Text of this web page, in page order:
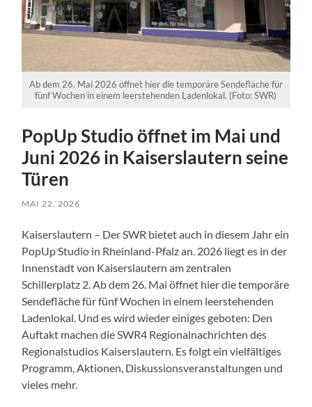
Ab dem 26. Mai 2026 öffnet hier die temporäre Sendefläche für
fünf Wochen in einem leerstehenden Ladenlokal. (Foto: SWR)
PopUp Studio öffnet im Mai und
Juni 2026 in Kaiserslautern seine
Türen
MAI 22, 2026
Kaiserslautern – Der SWR bietet auch in diesem Jahr ein
PopUp Studio in Rheinland-Pfalz an. 2026 liegt es in der
Innenstadt von Kaiserslautern am zentralen
Schillerplatz 2. Ab dem 26. Mai öffnet hier die temporäre
Sendefläche für fünf Wochen in einem leerstehenden
Ladenlokal. Und es wird wieder einiges geboten: Den
Auftakt machen die SWR4 Regionalnachrichten des
Regionalstudios Kaiserslautern. Es folgt ein vielfältiges
Programm, Aktionen, Diskussionsveranstaltungen und
vieles mehr.